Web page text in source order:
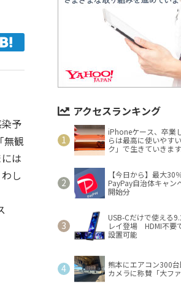
予
無観
は
し
アクセスランキング
iPhoneケース、卒業
らは最高に使いやす
ク」で生きていきます
【今日から】最大30
PayPay自治体キャン
開始分
USB-Cだけで使える
レイ登場 HDMI不要
設置可能
熊本にエアコン300
カメラに称賛「大フ